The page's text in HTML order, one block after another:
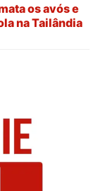
os avós e
na Tailândia